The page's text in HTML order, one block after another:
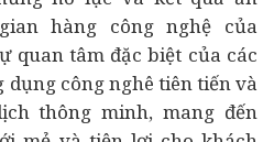
hàng công nghệ của
quan tâm đặc biệt của các
công nghê tiên tiến và
thông minh, mang đến